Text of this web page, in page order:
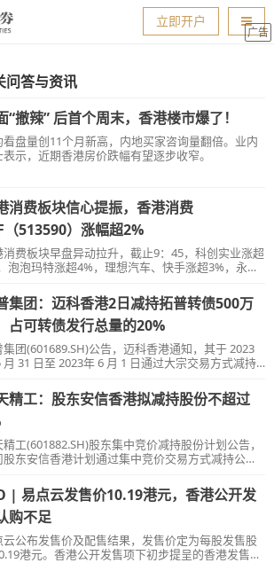
导航
立即开户
广告
答与资讯
“撤辣” 后首个周末，香港楼市爆了！
看盘量创11个月新高，内地买家咨询量翻倍。业内
表示，近期香港房价跌幅有望逐步收窄。
消费板块信心提振，香港消费
（513590）涨幅超2%
消费板块早盘异动拉升，截止9：45，科创实业涨超
泡泡玛特涨超4%，理想汽车、快手涨超3%，永利
费ETF（513590）涨幅2.78%。
集团：迈科香港2日减持拓普转债500万
占可转债发行总量的20%
集团(601689.SH)公告，迈科香港通知，其于 2023
月 31 日至 2023年 6 月 1 日通过大宗交易方式减持
精工：股东安信香港拟减持股份不超过
精工(601882.SH)股东集中竞价减持股份计划公告，
股东安信香港计划通过集中竞价交易方式减持公司
| 易点云发售价10.19港元，香港公开发
购不足
云公布发售价及配售结果，发售价定为每股发售股
港元。香港公开发售项下初步提呈的香港发售股